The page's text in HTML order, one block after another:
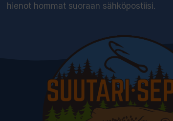
hienot hommat suoraan sähköpostiisi.